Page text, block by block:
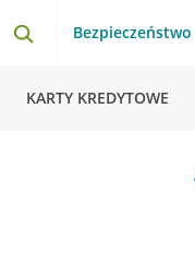
Bezpieczeństwo
KARTY KREDYTOWE